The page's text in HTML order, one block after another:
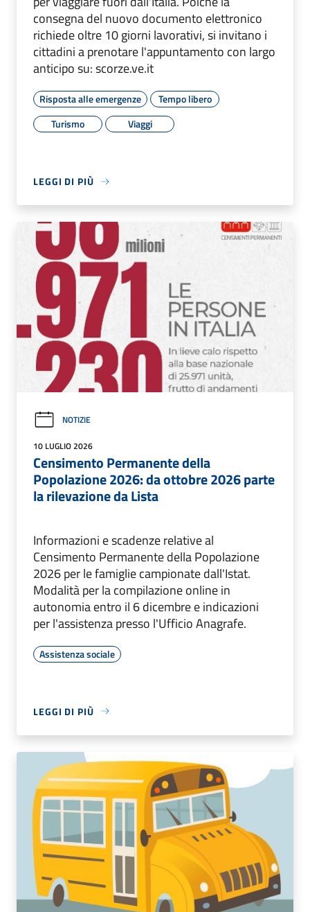
consegna del nuovo documento elettronico
richiede oltre 10 giorni lavorativi, si invitano i
cittadini a prenotare l'appuntamento con largo
anticipo su: scorze.ve.it
Risposta alle emergenze
Tempo libero
Turismo
Viaggi
LEGGI DI PIÙ
NOTIZIE
10 LUGLIO 2026
Censimento Permanente della
Popolazione 2026: da ottobre 2026 parte
la rilevazione da Lista
Informazioni e scadenze relative al
Censimento Permanente della Popolazione
2026 per le famiglie campionate dall'Istat.
Modalità per la compilazione online in
autonomia entro il 6 dicembre e indicazioni
per l'assistenza presso l'Ufficio Anagrafe.
Assistenza sociale
LEGGI DI PIÙ